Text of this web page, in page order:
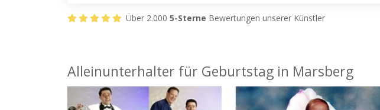
Über 2.000 5-Sterne Bewertungen unserer Künstler
Alleinunterhalter für Geburtstag in Marsberg